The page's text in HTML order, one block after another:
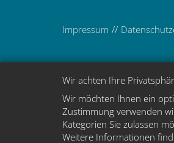
Wir achten Ihre
Wir möchten Ihnen ein
Zustimmung verwenden
Kategorien Sie zulassen
Weitere Informationen
Impressum